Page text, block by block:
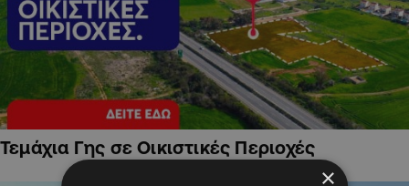
Τεμάχια Γης σε Οικιστικές Περιοχές
×